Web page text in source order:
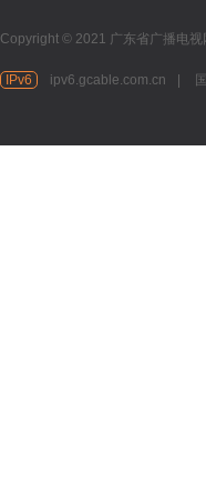
Copyright © 2021 广东省广播电
IPv6 ipv6.gcable.com.cn